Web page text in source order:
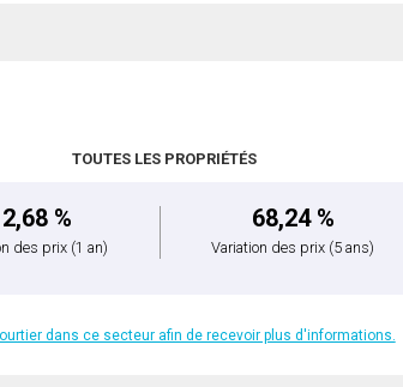
TOUTES LES PROPRIÉTÉS
%
des prix (1 an)
68,24 %
Variation des prix (5 ans)
dans ce secteur afin de recevoir plus d'informations.